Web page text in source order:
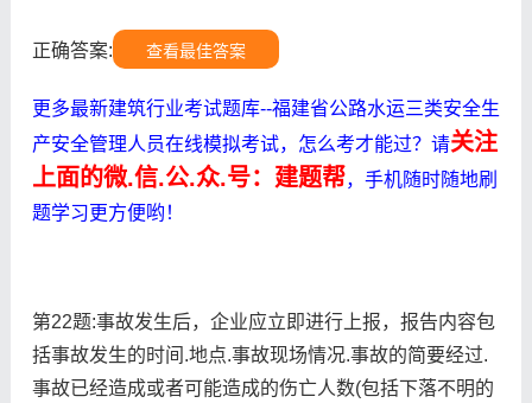
正确答案: 查看最佳答案
更多最新建筑行业考试题库--福建省公路水运三类安全生
产安全管理人员在线模拟考试，怎么考才能过？请关注
上面的微.信.公.众.号：建题帮，手机随时随地刷
题学习更方便哟！
第22题:事故发生后，企业应立即进行上报，报告内容包
括事故发生的时间.地点.事故现场情况.事故的简要经过.
事故已经造成或者可能造成的伤亡人数(包括下落不明的